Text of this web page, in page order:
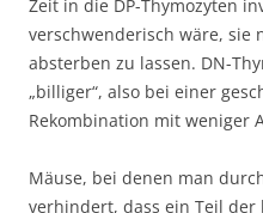
Zeit in die DP-Thymozyten
verschwenderisch wäre, sie
absterben zu lassen. DN-
„billiger“, also bei einer
Rekombination mit weniger
Mäuse, bei denen man
verhindert, dass ein Teil der